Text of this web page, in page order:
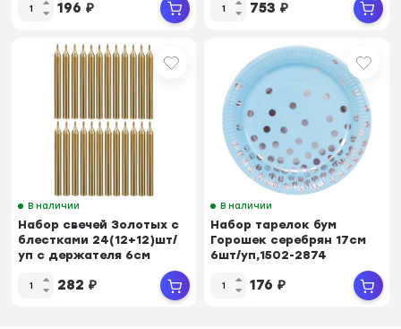
196 ₽ 753 ₽
В наличии
Набор свечей Золотых с
блестками 24(12+12)шт/
уп с держателя 6см
282 ₽
В наличии
Набор тарелок бум
Горошек серебрян 17см
6шт/уп,1502-2874
176 ₽